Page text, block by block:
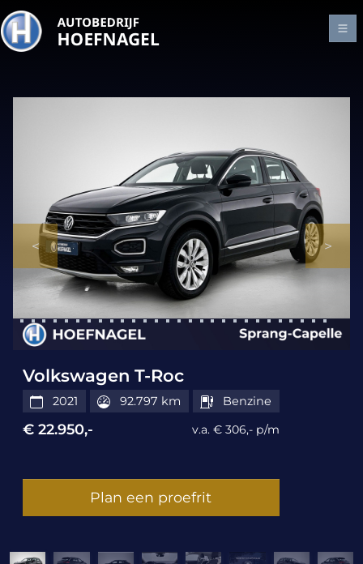
Volkswagen T-Roc
2021 92.797 km Benzine
€ 22.950,- v.a. € 306,- p/m
Plan een proefrit